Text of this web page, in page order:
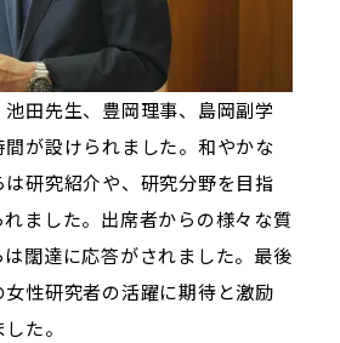
田先生、豊岡理事、島岡副学
が設けられました。和やかな
研究紹介や、研究分野を目指
ました。出席者からの様々な質
闊達に応答がされました。最後
性研究者の活躍に期待と激励
た。